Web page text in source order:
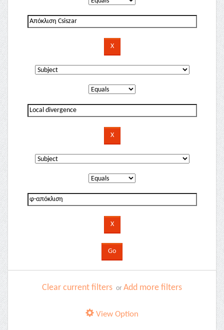
Clear current filters or Add more filters
View Option